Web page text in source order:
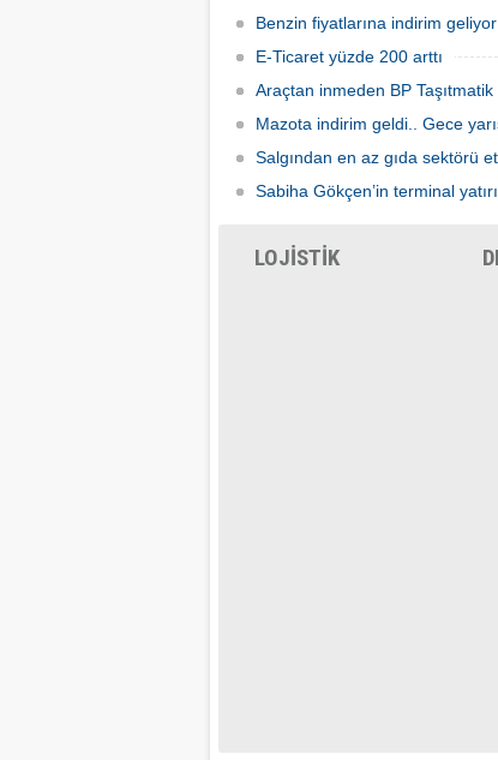
Benzin fiyatlarına indirim geliyor
E-Ticaret yüzde 200 arttı
Araçtan inmeden BP
Mazota indirim geldi.. Gece
Salgından en az gıda sektörü
Sabiha Gökçen’in terminal
LOJİSTİK